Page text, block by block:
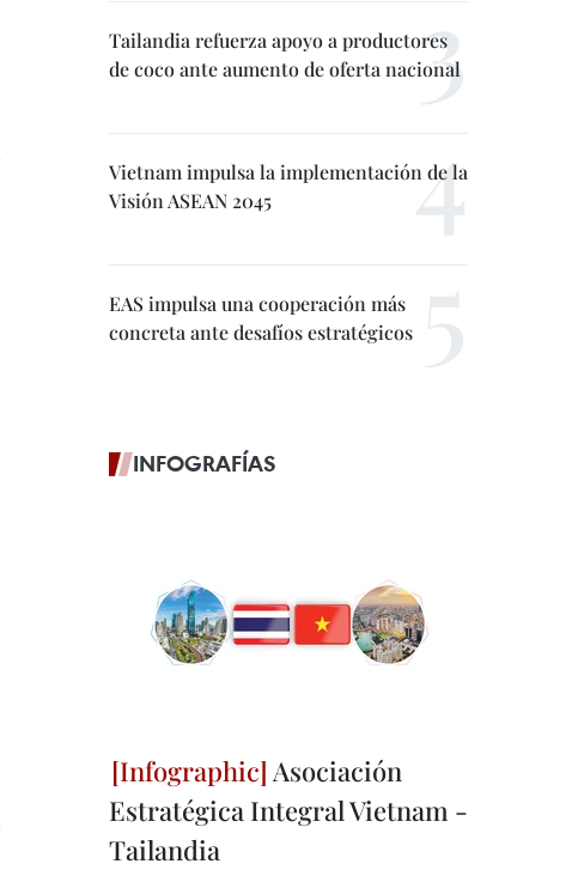
Tailandia refuerza apoyo a productores
de coco ante aumento de oferta nacional
Vietnam impulsa la implementación de la
Visión ASEAN 2045
EAS impulsa una cooperación más
concreta ante desafíos estratégicos
INFOGRAFÍAS
Asociación
Estratégica Integral Vietnam -
Tailandia